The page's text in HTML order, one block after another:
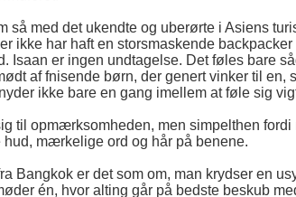
så med det ukendte og uberørte i Asiens
ikke har haft en storsmaskende
Isaan er ingen undtagelse. Det føles bare
af fnisende børn, der genert vinker til en,
ikke bare en gang imellem at føle sig
til opmærksomheden, men simpelthen
mærkelige ord og hår på benene.
Bangkok er det som om, man krydser en
én, hvor alting går på bedste beskub